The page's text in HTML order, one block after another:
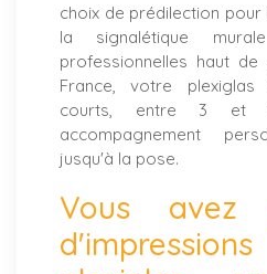
choix de prédilection pour
la signalétique
professionnelles haut de
France, votre
courts, entre 3 et
accompagnement
jusqu'à la pose.
Vous